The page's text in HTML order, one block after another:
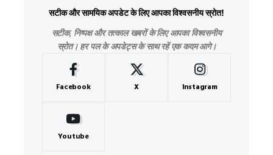
सटीक और सामयिक अपडेट के लिए आपका विश्वसनीय स्रोत!
सटीक, निष्पक्ष और तत्काल खबरों के लिए आपका विश्वसनीय
स्रोत। हर पल के अपडेट्स के साथ रहें एक कदम आगे।
Facebook X Instagram
Youtube